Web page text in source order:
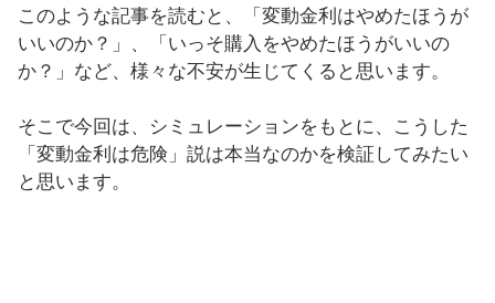
このような記事を読むと、「変動金利はやめたほうが
いいのか？」、「いっそ購入をやめたほうがいいの
か？」など、様々な不安が生じてくると思います。
そこで今回は、シミュレーションをもとに、こうした
「変動金利は危険」説は本当なのかを検証してみたい
と思います。